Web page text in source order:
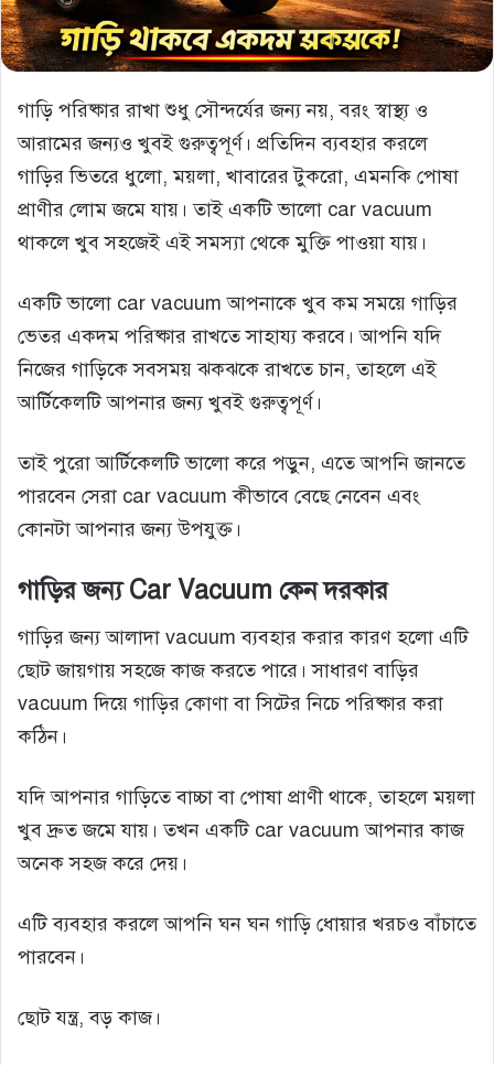
গাড়ি পরিষ্কার রাখা শুধু সৌন্দর্যের জন্য নয়, বরং স্বাস্থ্য ও
আরামের জন্যও খুবই গুরুত্বপূর্ণ। প্রতিদিন ব্যবহার করলে
গাড়ির ভিতরে ধুলো, ময়লা, খাবারের টুকরো, এমনকি পোষা
প্রাণীর লোম জমে যায়। তাই একটি ভালো car vacuum
থাকলে খুব সহজেই এই সমস্যা থেকে মুক্তি পাওয়া যায়।
একটি ভালো car vacuum আপনাকে খুব কম সময়ে গাড়ির
ভেতর একদম পরিষ্কার রাখতে সাহায্য করবে। আপনি যদি
নিজের গাড়িকে সবসময় ঝকঝকে রাখতে চান, তাহলে এই
আর্টিকেলটি আপনার জন্য খুবই গুরুত্বপূর্ণ।
তাই পুরো আর্টিকেলটি ভালো করে পড়ুন, এতে আপনি জানতে
পারবেন সেরা car vacuum কীভাবে বেছে নেবেন এবং
কোনটা আপনার জন্য উপযুক্ত।
গাড়ির জন্য Car Vacuum কেন দরকার
গাড়ির জন্য আলাদা vacuum ব্যবহার করার কারণ হলো এটি
ছোট জায়গায় সহজে কাজ করতে পারে। সাধারণ বাড়ির
vacuum দিয়ে গাড়ির কোণা বা সিটের নিচে পরিষ্কার করা
কঠিন।
যদি আপনার গাড়িতে বাচ্চা বা পোষা প্রাণী থাকে, তাহলে ময়লা
খুব দ্রুত জমে যায়। তখন একটি car vacuum আপনার কাজ
অনেক সহজ করে দেয়।
এটি ব্যবহার করলে আপনি ঘন ঘন গাড়ি ধোয়ার খরচও বাঁচাতে
পারবেন।
ছোট যন্ত্র, বড় কাজ।